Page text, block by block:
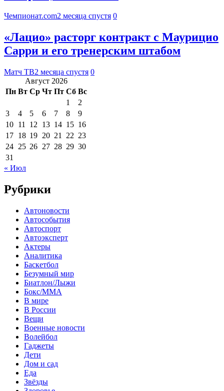
Чемпионат.com2 месяца спустя 0
«Лацио» расторг контракт с Маурицио
Сарри и его тренерским штабом
Матч ТВ2 месяца спустя 0
Август 2026
Пн Вт Ср Чт Пт Сб Вс
1
2
3
4 5 6 7 8
9
10 11 12 13 14 15 16
17 18 19 20 21 22 23
24 25 26 27 28 29 30
31
« Июл
Рубрики
Автоновости
Автособытия
Автоспорт
Автоэксперт
Актеры
Аналитика
Баскетбол
Безумный мир
Биатлон/Лыжи
Бокс/MMA
В мире
В России
Вещи
Военные новости
Волейбол
Гаджеты
Дети
Дом и сад
Еда
Звёзды